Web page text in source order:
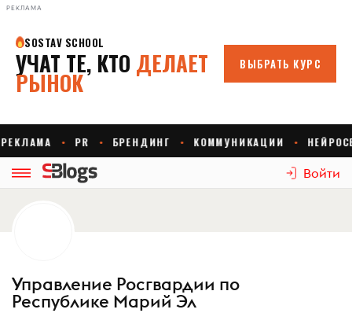
РЕКЛАМА
Войти
Управление Росгвардии по
Республике Марий Эл